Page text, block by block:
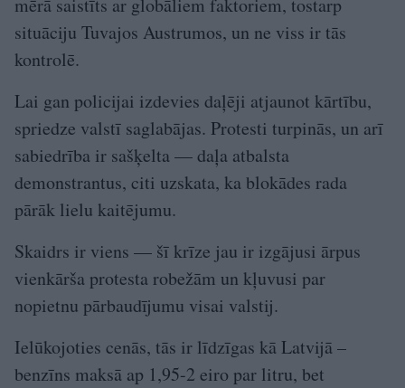
mērā saistīts ar globāliem faktoriem, tostarp
situāciju Tuvajos Austrumos, un ne viss ir tās
kontrolē.
Lai gan policijai izdevies daļēji atjaunot kārtību,
spriedze valstī saglabājas. Protesti turpinās, un arī
sabiedrība ir sašķelta — daļa atbalsta
demonstrantus, citi uzskata, ka blokādes rada
pārāk lielu kaitējumu.
Skaidrs ir viens — šī krīze jau ir izgājusi ārpus
vienkārša protesta robežām un kļuvusi par
nopietnu pārbaudījumu visai valstij.
Ielūkojoties cenās, tās ir līdzīgas kā Latvijā –
benzīns maksā ap 1,95-2 eiro par litru, bet